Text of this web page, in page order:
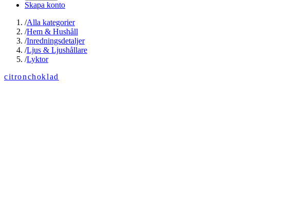
Skapa konto
/Alla kategorier
/Hem & Hushåll
/Inredningsdetaljer
/Ljus & Ljushållare
/Lyktor
citronchoklad